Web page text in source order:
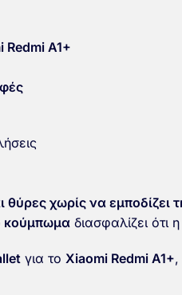
Redmi A1+
χωρίς να εμποδίζει
κούμπωμα διασφαλίζει ότι
για το Xiaomi Redmi A1+,